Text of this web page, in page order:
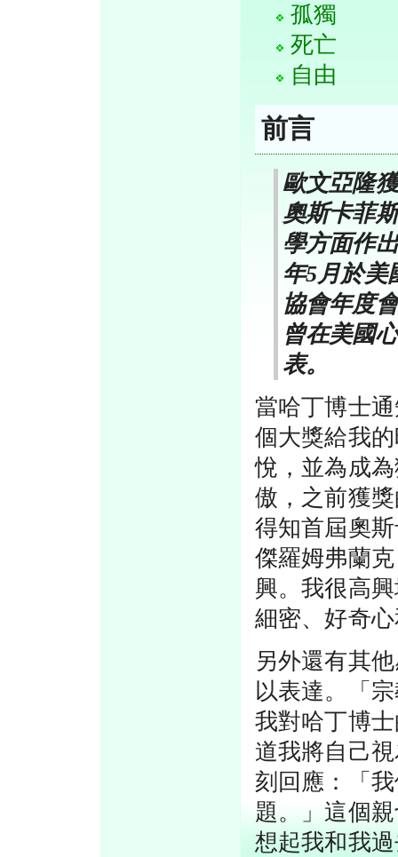
孤獨
死亡
自由
前言
歐文亞隆
奧斯卡菲
學方面作
年5月於美
協會年度
曾在美國
表。
當哈丁博士
個大獎給我
悅，並為成
傲，之前獲
得知首屆奧
傑羅姆弗蘭
興。我很高
細密、好奇
另外還有其
以表達。「
我對哈丁博
道我將自己
刻回應：「
題。」這個
想起我和我